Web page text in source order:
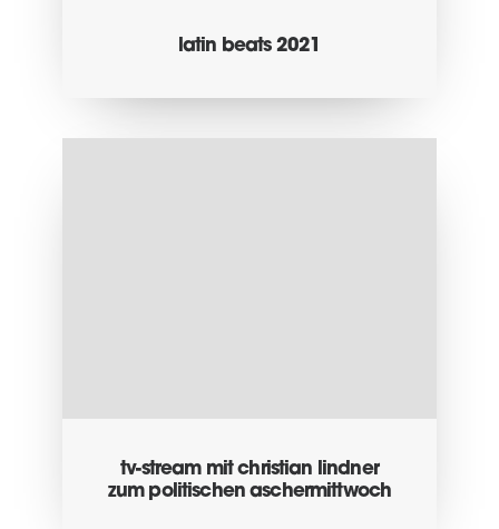
latin beats 2021
tv-stream mit christian lindner
zum politischen aschermittwoch